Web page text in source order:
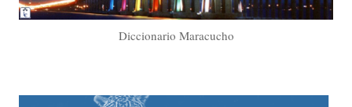
Diccionario Maracucho